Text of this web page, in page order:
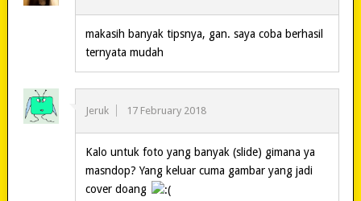
makasih banyak tipsnya, gan. saya coba berhasil
ternyata mudah
Jeruk 17 February 2018
Kalo untuk foto yang banyak (slide) gimana ya
masndop? Yang keluar cuma gambar yang jadi
cover doang